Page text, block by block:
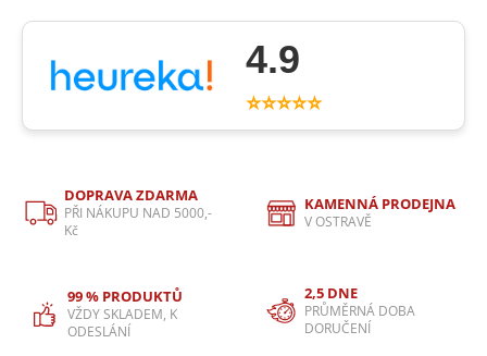
4.9
⭐⭐⭐⭐⭐
DOPRAVA ZDARMA
PŘI NÁKUPU NAD 5000,-
Kč
KAMENNÁ PRODEJNA
V OSTRAVĚ
99 % PRODUKTŮ
VŽDY SKLADEM, K
ODESLÁNÍ
2,5 DNE
PRŮMĚRNÁ DOBA
DORUČENÍ